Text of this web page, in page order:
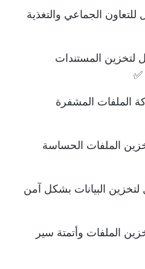
للتعاون الجماعي والتغذية
لتخزين المستندات
✅
الملفات المشفرة
الملفات الحساسة
لتخزين البيانات بشكل آمن
الملفات وأتمتة سير